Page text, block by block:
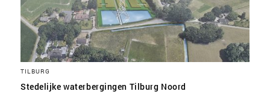
TILBURG
Stedelijke waterbergingen Tilburg Noord